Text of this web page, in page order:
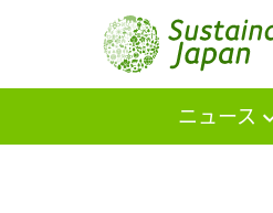
ニュース